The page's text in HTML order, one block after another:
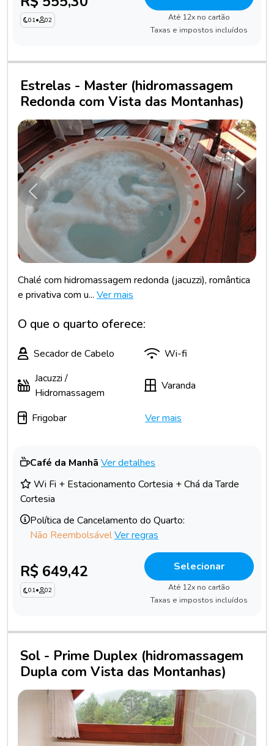
01• 02
Até 12x no cartão
Taxas e impostos incluídos
Estrelas - Master (hidromassagem
Redonda com Vista das Montanhas)
Anterior
Chalé com hidromassagem redonda (jacuzzi), romântica
e privativa com u... Ver mais
O que o quarto oferece:
Secador de Cabelo
Wi-fi
Jacuzzi /
Hidromassagem
Varanda
Frigobar Ver mais
Café da Manhã Ver detalhes
Wi Fi + Estacionamento Cortesia + Chá da Tarde
Cortesia
Política de Cancelamento do Quarto:
Não ReembolsávelVer regras
R$ 649,42
01• 02
Selecionar
Até 12x no cartão
Taxas e impostos incluídos
Sol - Prime Duplex (hidromassagem
Dupla com Vista das Montanhas)